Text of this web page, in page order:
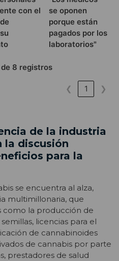
con el
se oponen
porque están
pagados por los
laboratorios"
8 registros
❮ 1 ❯
de la industria
la discusión
para la
se encuentra al alza,
multimillonaria, que
como la producción de
licencias para el
de cannabinoides
de cannabis por parte
prestadores de salud